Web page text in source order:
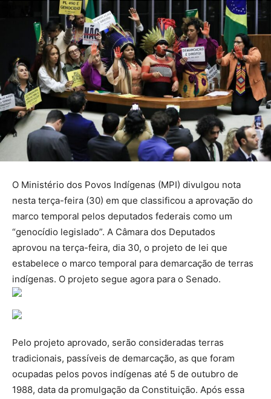
O Ministério dos Povos Indígenas (MPI) divulgou nota
nesta terça-feira (30) em que classificou a aprovação do
marco temporal pelos deputados federais como um
“genocídio legislado”. A Câmara dos Deputados
aprovou na terça-feira, dia 30, o projeto de lei que
estabelece o marco temporal para demarcação de terras
indígenas. O projeto segue agora para o Senado.
Pelo projeto aprovado, serão consideradas terras
tradicionais, passíveis de demarcação, as que foram
ocupadas pelos povos indígenas até 5 de outubro de
1988, data da promulgação da Constituição. Após essa